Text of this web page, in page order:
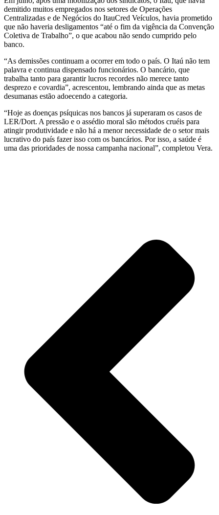
demitido muitos empregados nos setores de Operações
Centralizadas e de Negócios do ItauCred Veículos, havia prometido
que não haveria desligamentos “até o fim da vigência da Convenção
Coletiva de Trabalho”, o que acabou não sendo cumprido pelo
banco.
“As demissões continuam a ocorrer em todo o país. O Itaú não tem
palavra e continua dispensado funcionários. O bancário, que
trabalha tanto para garantir lucros recordes não merece tanto
desprezo e covardia”, acrescentou, lembrando ainda que as metas
desumanas estão adoecendo a categoria.
“Hoje as doenças psíquicas nos bancos já superaram os casos de
LER/Dort. A pressão e o assédio moral são métodos cruéis para
atingir produtividade e não há a menor necessidade de o setor mais
lucrativo do país fazer isso com os bancários. Por isso, a saúde é
uma das prioridades de nossa campanha nacional”, completou Vera.